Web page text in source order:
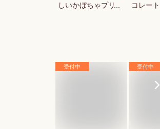
しいかぼちゃプリン
コレー
受付中 受付中